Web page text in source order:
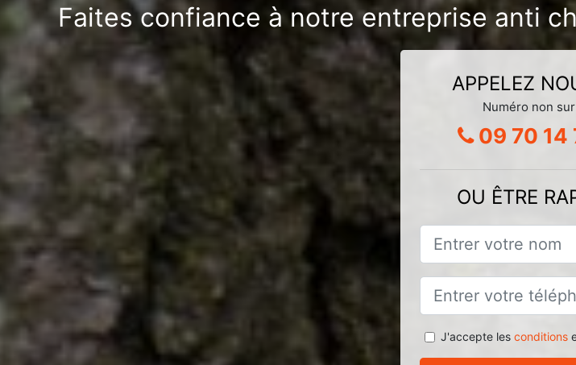
Faites confiance à notre entreprise anti
APPELEZ
Numéro non
09 70 14
OU ÊTRE
J'accepte les conditions